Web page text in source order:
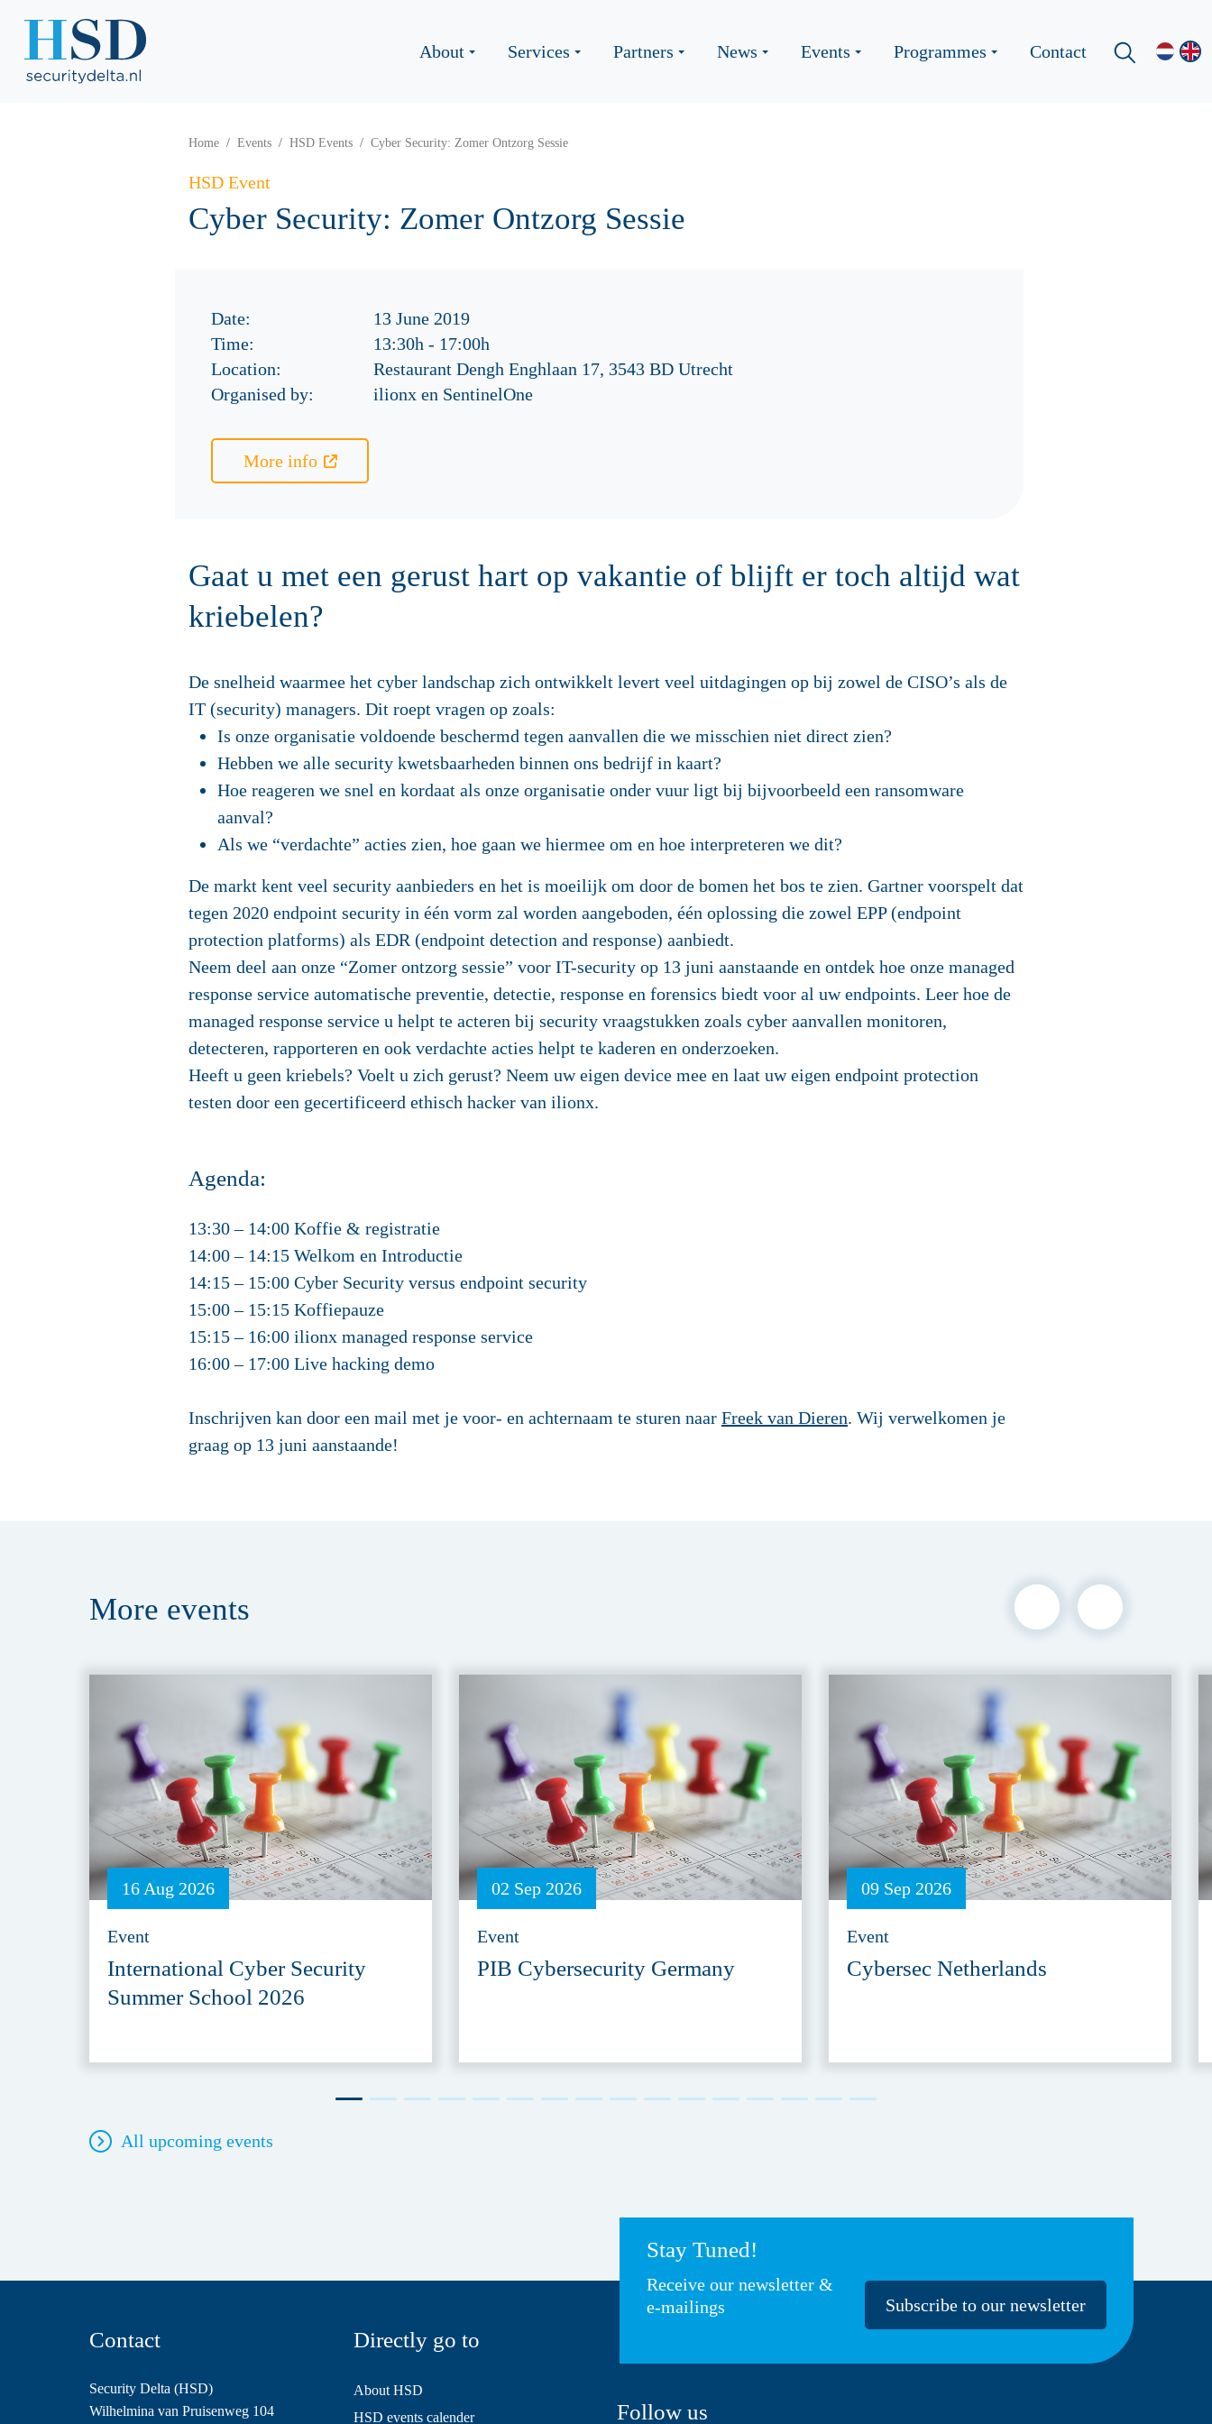
About Services Partners News Events Programmes Contact
Home Events HSD Events Cyber Security: Zomer Ontzorg Sessie
HSD Event
Cyber Security: Zomer Ontzorg Sessie
Date:
13 June 2019
Time:
13:30h - 17:00h
Location:
Restaurant Dengh Enghlaan 17, 3543 BD Utrecht
Organised by:
ilionx en SentinelOne
More info
Gaat u met een gerust hart op vakantie of blijft er toch altijd wat
kriebelen?
De snelheid waarmee het cyber landschap zich ontwikkelt levert veel uitdagingen op bij zowel de CISO’s als de
IT (security) managers. Dit roept vragen op zoals:
Is onze organisatie voldoende beschermd tegen aanvallen die we misschien niet direct zien?
Hebben we alle security kwetsbaarheden binnen ons bedrijf in kaart?
Hoe reageren we snel en kordaat als onze organisatie onder vuur ligt bij bijvoorbeeld een ransomware
aanval?
Als we “verdachte” acties zien, hoe gaan we hiermee om en hoe interpreteren we dit?
De markt kent veel security aanbieders en het is moeilijk om door de bomen het bos te zien. Gartner voorspelt dat
tegen 2020 endpoint security in één vorm zal worden aangeboden, één oplossing die zowel EPP (endpoint
protection platforms) als EDR (endpoint detection and response) aanbiedt.
Neem deel aan onze “Zomer ontzorg sessie” voor IT-security op 13 juni aanstaande en ontdek hoe onze managed
response service automatische preventie, detectie, response en forensics biedt voor al uw endpoints. Leer hoe de
managed response service u helpt te acteren bij security vraagstukken zoals cyber aanvallen monitoren,
detecteren, rapporteren en ook verdachte acties helpt te kaderen en onderzoeken.
Heeft u geen kriebels? Voelt u zich gerust? Neem uw eigen device mee en laat uw eigen endpoint protection
testen door een gecertificeerd ethisch hacker van ilionx.
Agenda:
13:30 – 14:00 Koffie & registratie
14:00 – 14:15 Welkom en Introductie
14:15 – 15:00 Cyber Security versus endpoint security
15:00 – 15:15 Koffiepauze
15:15 – 16:00 ilionx managed response service
16:00 – 17:00 Live hacking demo
Inschrijven kan door een mail met je voor- en achternaam te sturen naar Freek van Dieren. Wij verwelkomen je
graag op 13 juni aanstaande!
More events
16 Aug 2026
Event
International Cyber Security
Summer School 2026
02 Sep 2026
Event
PIB Cybersecurity Germany
09 Sep 2026
Event
Cybersec Netherlands
All upcoming events
Stay Tuned!
Receive our newsletter &
e-mailings
Subscribe to our newsletter
Contact
Security Delta (HSD)
Wilhelmina van Pruisenweg 104
Directly go to
About HSD
HSD events calender
Follow us